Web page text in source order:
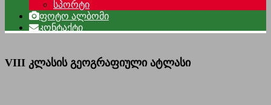
სპორტი
ფოტო ალბომი
კონტაქტი
VIII კლასის გეოგრაფიული ატლასი